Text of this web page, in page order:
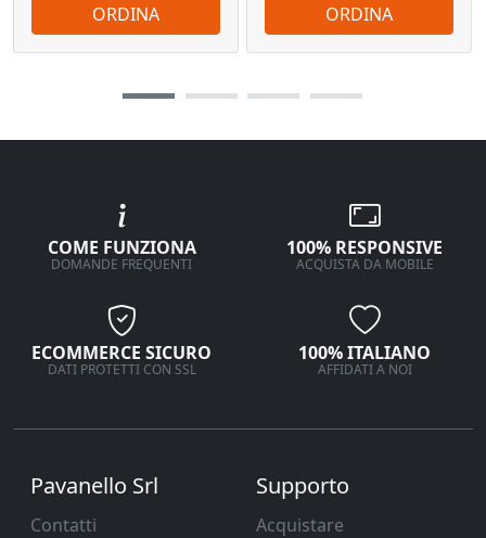
ORDINA ORDINA
COME FUNZIONA
DOMANDE FREQUENTI
100% RESPONSIVE
ACQUISTA DA MOBILE
ECOMMERCE SICURO
DATI PROTETTI CON SSL
100% ITALIANO
AFFIDATI A NOI
Pavanello Srl
Contatti
Supporto
Acquistare